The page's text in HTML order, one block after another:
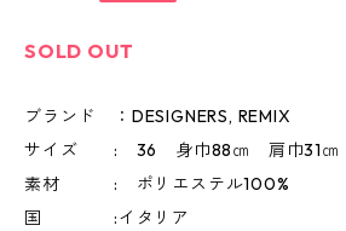
SOLD OUT
ブランド ：DESIGNERS, REMIX
サイズ : 36 身巾88㎝ 肩巾31㎝
素材 : ポリエステル100%
国 :イタリア